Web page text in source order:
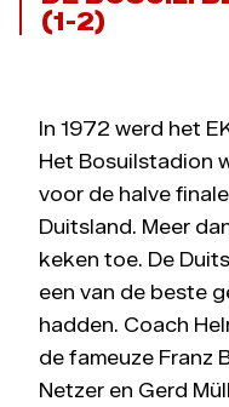
(1-2)
In 1972 werd het
Het Bosuilstadion
voor de halve
Duitsland. Meer
keken toe. De
een van de beste
hadden. Coach
de fameuze Franz
Netzer en Gerd